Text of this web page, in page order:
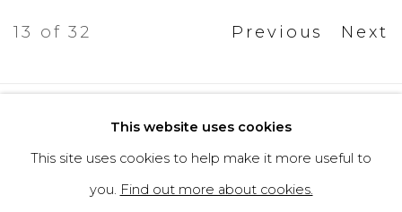
Previous Next
13 of 32
Privacy Policy
Cookie Policy
Manage cookies
Copyright © 2026 Filippo Tincolini
This website uses cookies
This site uses cookies to help make it more useful to
you. Find out more about cookies.